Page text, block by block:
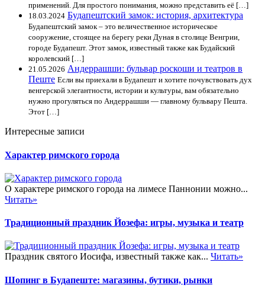
применений. Для простого понимания, можно представить её […]
18.03.2024 Будапештский замок: история, архитектура
Будапештский замок – это величественное историческое
сооружение, стоящее на берегу реки Дуная в столице Венгрии,
городе Будапешт. Этот замок, известный также как Будайский
королевский […]
21.05.2026 Андеррашши: бульвар роскоши и театров в
Пеште Если вы приехали в Будапешт и хотите почувствовать дух
венгерской элегантности, истории и культуры, вам обязательно
нужно прогуляться по Андеррашши — главному бульвару Пешта.
Этот […]
Интересные записи
Характер римского города
О характере римского города на лимесе Паннонии можно...
Читать»
Традиционный праздник Йозефа: игры, музыка и театр
Праздник святого Иосифа, известный также как... Читать»
Шопинг в Будапеште: магазины, бутики, рынки